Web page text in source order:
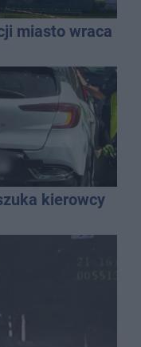
miasto wraca
kierowcy